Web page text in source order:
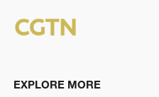
EXPLORE MORE